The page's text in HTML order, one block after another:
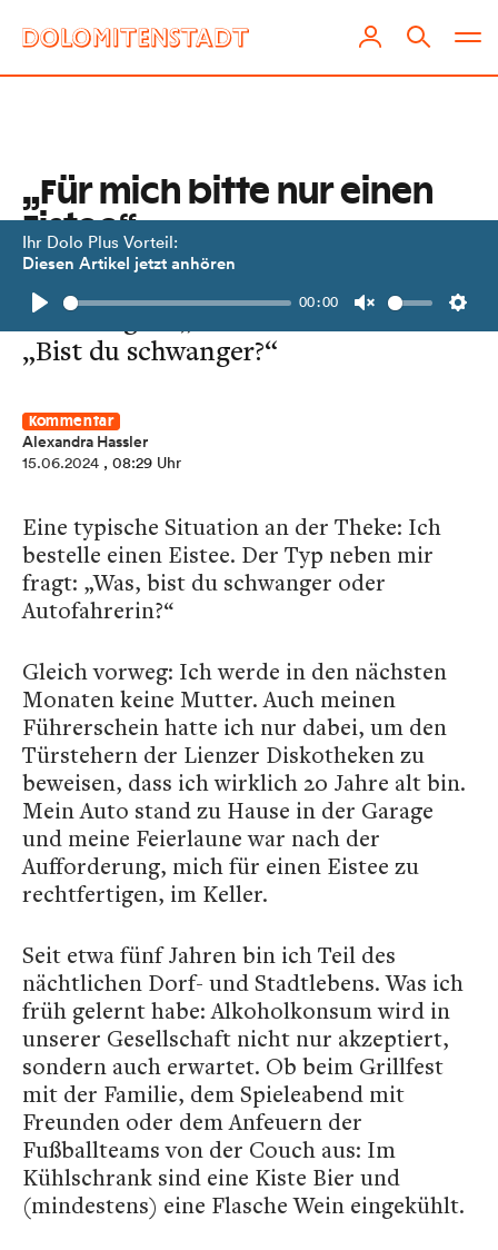
Ihr Dolo Plus Vorteil:
Diesen Artikel jetzt anhören
Play
00:00
Unmute
„Für mich bitte nur einen
Eistee“
Auf meine Bestellung folgen vielfach
zwei Fragen: „Fährst du heute?“ oder
„Bist du schwanger?“
Kommentar
Alexandra Hassler
15.06.2024 , 08:29 Uhr
Eine typische Situation an der Theke: Ich
bestelle einen Eistee. Der Typ neben mir
fragt: „Was, bist du schwanger oder
Autofahrerin?“
Gleich vorweg: Ich werde in den nächsten
Monaten keine Mutter. Auch meinen
Führerschein hatte ich nur dabei, um den
Türstehern der Lienzer Diskotheken zu
beweisen, dass ich wirklich 20 Jahre alt bin.
Mein Auto stand zu Hause in der Garage
und meine Feierlaune war nach der
Aufforderung, mich für einen Eistee zu
rechtfertigen, im Keller.
Seit etwa fünf Jahren bin ich Teil des
nächtlichen Dorf- und Stadtlebens. Was ich
früh gelernt habe: Alkoholkonsum wird in
unserer Gesellschaft nicht nur akzeptiert,
sondern auch erwartet. Ob beim Grillfest
mit der Familie, dem Spieleabend mit
Freunden oder dem Anfeuern der
Fußballteams von der Couch aus: Im
Kühlschrank sind eine Kiste Bier und
(mindestens) eine Flasche Wein eingekühlt.